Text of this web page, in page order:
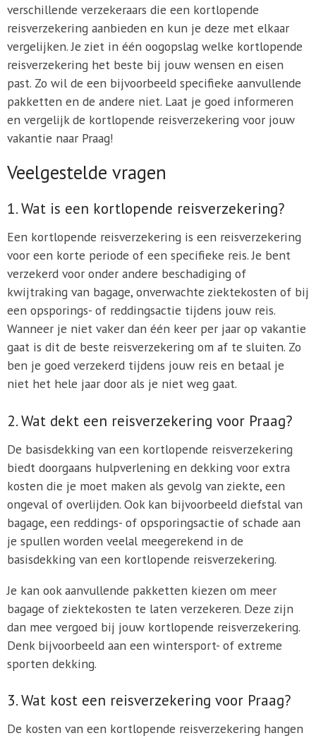
verschillende verzekeraars die een kortlopende
reisverzekering aanbieden en kun je deze met elkaar
vergelijken. Je ziet in één oogopslag welke kortlopende
reisverzekering het beste bij jouw wensen en eisen
past. Zo wil de een bijvoorbeeld specifieke aanvullende
pakketten en de andere niet. Laat je goed informeren
en vergelijk de kortlopende reisverzekering voor jouw
vakantie naar Praag!
Veelgestelde vragen
1. Wat is een kortlopende reisverzekering?
Een kortlopende reisverzekering is een reisverzekering
voor een korte periode of een specifieke reis. Je bent
verzekerd voor onder andere beschadiging of
kwijtraking van bagage, onverwachte ziektekosten of bij
een opsporings- of reddingsactie tijdens jouw reis.
Wanneer je niet vaker dan één keer per jaar op vakantie
gaat is dit de beste reisverzekering om af te sluiten. Zo
ben je goed verzekerd tijdens jouw reis en betaal je
niet het hele jaar door als je niet weg gaat.
2. Wat dekt een reisverzekering voor Praag?
De basisdekking van een kortlopende reisverzekering
biedt doorgaans hulpverlening en dekking voor extra
kosten die je moet maken als gevolg van ziekte, een
ongeval of overlijden. Ook kan bijvoorbeeld diefstal van
bagage, een reddings- of opsporingsactie of schade aan
je spullen worden veelal meegerekend in de
basisdekking van een kortlopende reisverzekering.
Je kan ook aanvullende pakketten kiezen om meer
bagage of ziektekosten te laten verzekeren. Deze zijn
dan mee vergoed bij jouw kortlopende reisverzekering.
Denk bijvoorbeeld aan een wintersport- of extreme
sporten dekking.
3. Wat kost een reisverzekering voor Praag?
De kosten van een kortlopende reisverzekering hangen